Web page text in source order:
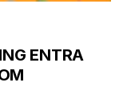
ENTRA